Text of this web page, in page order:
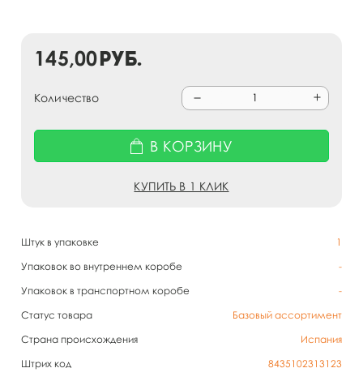
Штук в упаковке
1
Упаковок во внутреннем коробе
-
Упаковок в транспортном коробе
-
Статус товара
Базовый ассортимент
Страна происхождения
Испания
Штрих код
8435102313123
145,00руб.
Количество
В КОРЗИНУ
КУПИТЬ В 1 КЛИК